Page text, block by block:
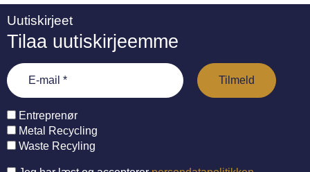
Uutiskirjeet
Tilaa uutiskirjeemme
Entreprenør
Metal Recycling
Waste Recyling